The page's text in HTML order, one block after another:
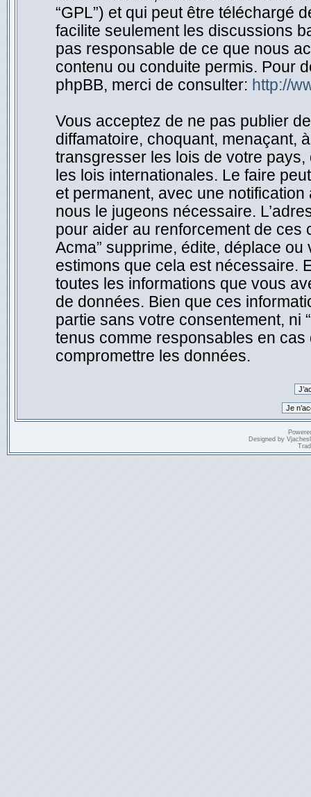
“GPL”) et qui peut être téléchargé
facilite seulement les discussions
pas responsable de ce que nous
contenu ou conduite permis. Pour
phpBB, merci de consulter: http://
Vous acceptez de ne pas publier
diffamatoire, choquant, menaçant,
transgresser les lois de votre pays,
les lois internationales. Le faire
et permanent, avec une
nous le jugeons nécessaire.
pour aider au renforcement de ces
Acma” supprime, édite, déplace
estimons que cela est nécessaire.
toutes les informations que vous
de données. Bien que ces
partie sans votre consentement, ni
tenus comme responsables en
compromettre les données.
Designed by